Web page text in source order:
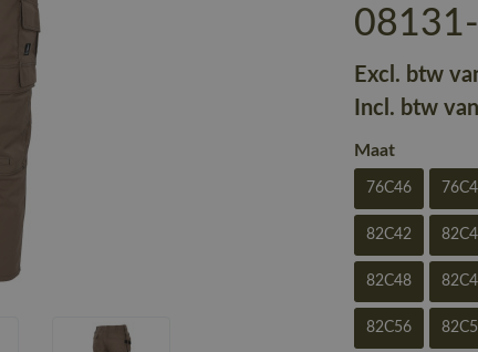
Excl. btw
Incl. btw
Maat
76C46
82C42
82C48
82C56